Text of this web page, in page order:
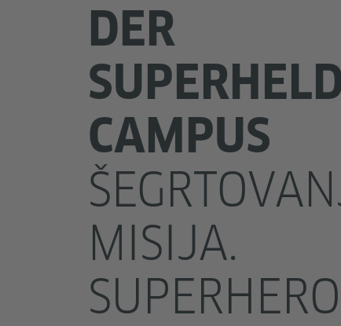
DER
CAMPUS
MISIJA.